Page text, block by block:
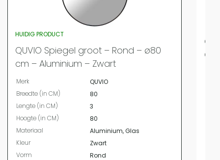
HUIDIG PRODUCT
QUVIO Spiegel groot – Rond – ø80
cm – Aluminium – Zwart
Merk
QUVIO
Breedte (in CM)
80
Lengte (in CM)
3
Hoogte (in CM)
80
Materiaal
Aluminium, Glas
Kleur
Zwart
Vorm
Rond